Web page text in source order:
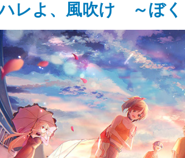
ハレよ、風吹け ～ぼ